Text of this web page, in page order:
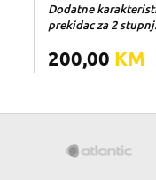
Dodatne
prekidac za 2
200,00 KM